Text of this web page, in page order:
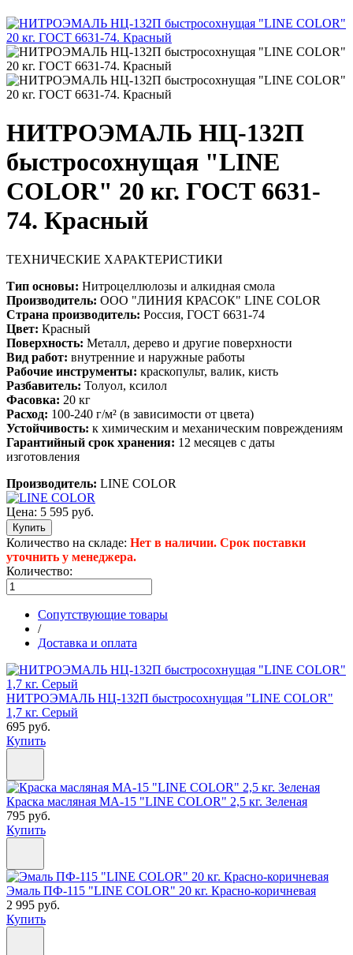
НИТРОЭМАЛЬ НЦ-132П
быстросохнущая "LINE
COLOR" 20 кг. ГОСТ 6631-
74. Красный
ТЕХНИЧЕСКИЕ ХАРАКТЕРИСТИКИ
Тип основы: Нитроцеллюлозы и алкидная смола
Производитель: ООО "ЛИНИЯ КРАСОК" LINE COLOR
Страна производитель: Россия, ГОСТ 6631-74
Цвет: Красный
Поверхность: Металл, дерево и другие поверхности
Вид работ: внутренние и наружные работы
Рабочие инструменты: краскопульт, валик, кисть
Разбавитель: Толуол, ксилол
Фасовка: 20 кг
Расход: 100-240 г/м² (в зависимости от цвета)
Устойчивость: к химическим и механическим повреждениям
Гарантийный срок хранения: 12 месяцев с даты
изготовления
Производитель: LINE COLOR
Цена: 5 595 руб.
Количество на складе: Нет в наличии. Срок поставки
уточнить у менеджера.
Количество:
Сопутствующие товары
/
Доставка и оплата
НИТРОЭМАЛЬ НЦ-132П быстросохнущая "LINE COLOR"
1,7 кг. Серый
695 руб.
Купить
Краска масляная МА-15 "LINE COLOR" 2,5 кг. Зеленая
795 руб.
Купить
Эмаль ПФ-115 "LINE COLOR" 20 кг. Красно-коричневая
2 995 руб.
Купить